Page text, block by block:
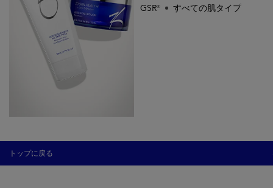
GSR® すべての肌タイプ
トップに戻る